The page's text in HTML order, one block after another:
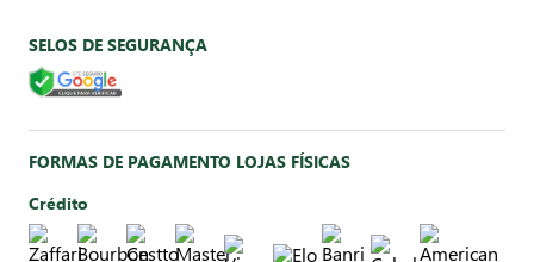
SELOS DE SEGURANÇA
FORMAS DE PAGAMENTO LOJAS FÍSICAS
Crédito